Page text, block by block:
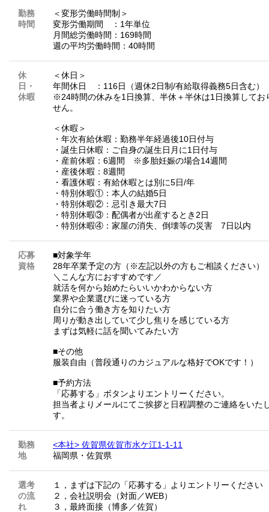
勤務
時間
＜変形労働時間制＞
変形労働期間 ：1年単位
月間総労働時間：169時間
週の平均労働時間：40時間
休
日・
休暇
＜休日＞
年間休日 ：116日（週休2日制/有給取得義務5日含む）
※24時間の休みを1日換算、半休＋半休は1日換算してお
せん。
＜休暇＞
・年次有給休暇：勤務半年経過後10日付与
・誕生日休暇：ご自身の誕生日月に1日付与
・産前休暇：6週間 ※多胎妊娠の場合14週間
・産後休暇：8週間
・看護休暇：有給休暇とは別に5日/年
・特別休暇①：本人の結婚5日
・特別休暇②：忌引き最大7日
・特別休暇③：配偶者が出産するとき2日
・特別休暇④：家屋の消失、倒壊等の災害 7日以内
応募
資格
■対象学年
28年卒業予定の方（※左記以外の方もご相談ください）
＼こんな方におすすめです／
就活を何から始めたらいいかわからない方
業界や企業選びに迷っている方
自分に合う働き方を知りたい方
周りが動き出していて少し焦りを感じている方
まずは気軽に話を聞いてみたい方
■その他
服装自由（普段通りのカジュアルな格好でOKです！）
■予約方法
「応募する」ボタンよりエントリーください。
担当者よりメールにてご挨拶と日程調整のご連絡をいた
す。
勤務
地
<本社> 佐賀県佐賀市水ケ江1-1-11
福岡県 ・ 佐賀県
選考
の流
れ
１，まずは下記の「応募する」よりエントリーください
２，会社説明会（対面／WEB）
３，最終面接（博多／佐賀）